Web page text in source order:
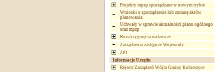
Projekty mpzp sporządzane w nowym trybie
Wnioski o sporządzenie lub zmianę aktów
planowania
Uchwały w sprawie aktualności planu ogólnego
oraz mpzp
Rozstrzygnięcia nadzorcze
Zarządzenia zastępcze Wojewody
ZPI
Informacje Urzędu
Rejestr Zarządzeń Wójta Gminy Kobierzyce